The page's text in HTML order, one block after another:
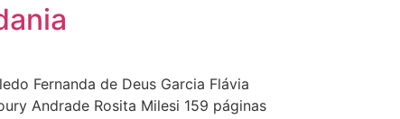
Fernanda de Deus Garcia Flávia
Andrade Rosita Milesi 159 páginas